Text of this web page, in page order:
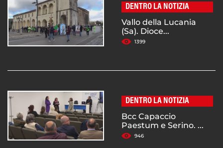
DENTRO LA NOTIZIA
Vallo della Lucania
(Sa). Dioce...
1399
DENTRO LA NOTIZIA
Bcc Capaccio
Paestum e Serino. ...
946